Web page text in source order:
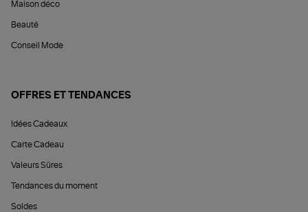
Maison déco
Beauté
Conseil Mode
OFFRES ET TENDANCES
Idées Cadeaux
Carte Cadeau
Valeurs Sûres
Tendances du moment
Soldes